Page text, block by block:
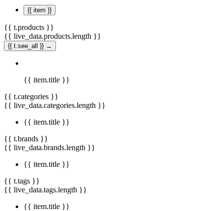
{{ item }}
{{ t.products }}
{{ live_data.products.length }}
{{ t.see_all }} →
{{ item.title }}
{{ t.categories }}
{{ live_data.categories.length }}
{{ item.title }}
{{ t.brands }}
{{ live_data.brands.length }}
{{ item.title }}
{{ t.tags }}
{{ live_data.tags.length }}
{{ item.title }}